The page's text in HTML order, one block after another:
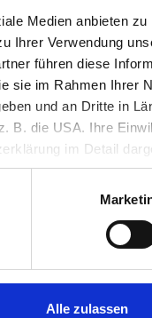
Medien anbieten zu
Ihrer Verwendung
führen diese
sie im Rahmen Ihrer
und an Dritte in
B. die USA. Ihre
im Detail
Einwilligung ist für die
werden.
Alle zulassen
Land
und Forschung
Wirtschaft,